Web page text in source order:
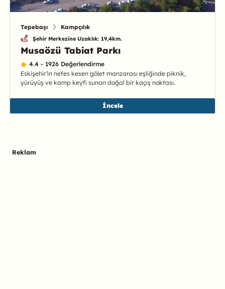
Tepebaşı Kampçılık
Şehir Merkezine Uzaklık: 19,4km.
Musaözü Tabiat Parkı
4.4 - 1926 Değerlendirme
Eskişehir'in nefes kesen gölet manzarası eşliğinde piknik,
yürüyüş ve kamp keyfi sunan doğal bir kaçış noktası.
İncele
Reklam